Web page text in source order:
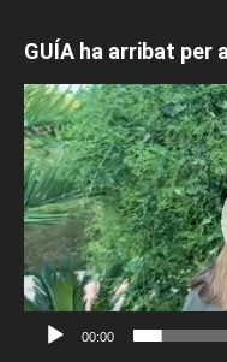
GUÍA ha arribat per
Reproductor
de
vídeo
00:00